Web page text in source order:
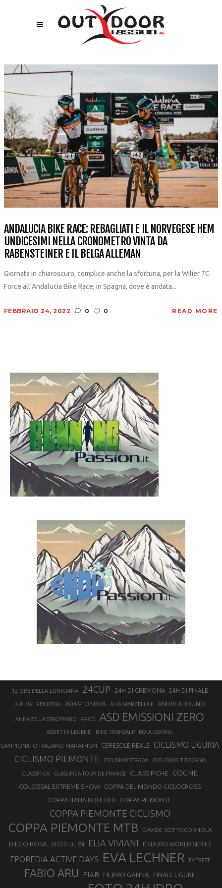
ANDALUCIA BIKE RACE: REBAGLIATI E IL NORVEGESE HEM
UNDICESIMI NELLA CRONOMETRO VINTA DA
RABENSTEINER E IL BELGA ALLEMAN
Giornata in chiaroscuro, complice anche la sfortuna, per la Wilier 7C
Force all’Andalucia Bike Race, in Spagna, dove è andata...
FEBBRAIO 24, 2022 0 0 READ MORE
12 ORE DELLA LUNIGIANA 24CUP 24H DI CREMONA 24H DI FINALE
24H VAL RENDENA ADAM ONDRA ALIA MARCELLINI ANDREA BRUNO
ANNABELLA STROPPARO ARCO ASD EMISSIONI ZERO
ASSIETTA LEGEND BIKE TRANSALP BOULDERING
CAMPIONATO ITALIANO MARATHON CERESOLE REALE CICLISMO LIGURIA
CICLISMO PIEMONTE CICLISMO STRADA CICLISMO TOSCANA
CLASSIFICA CLASSIFICA TOUR DE FRANCE CLASSIFICHE COGNE
COLOSSAL EXTREME SHOW
COPPA DEL MONDO CICLOCROSS
COPPA ITALIA BOULDER
COPPA PIEMONTE
COPPA PIEMONTE CICLISMO
COPPA PIEMONTE MTB DAVIDE SOTTOCORNOLA
DIEGO ROSA DIEGO ULISSI ELIA VIVIANI ENDURO WORLD SERIES
EPOREDIA ACTIVE DAYS EVA LECHNER EVEREST
FABIO ARU FIAB FILIPPO GANNA FINALE LIGURE